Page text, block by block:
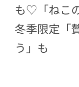
も♡「ねこ
冬季限定「
う」も